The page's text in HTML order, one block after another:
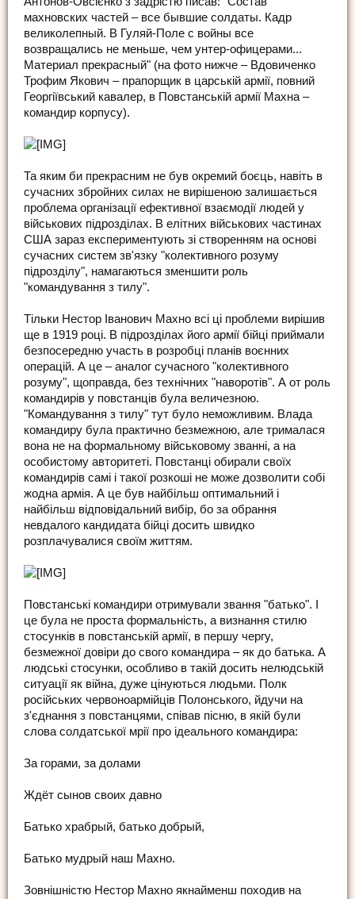
махновских частей – все бывшие солдаты. Кадр
великолепный. В Гуляй-Поле с войны все
возвращались не меньше, чем унтер-офицерами...
Материал прекрасный" (на фото нижче – Вдовиченко
Трофим Якович – прапорщик в царській армії, повний
Георгіївський кавалер, в Повстанській армії Махна –
командир корпусу).
Та яким би прекрасним не був окремий боєць, навіть в
сучасних збройних силах не вирішеною залишається
проблема організації ефективної взаємодії людей у
військових підрозділах. В елітних військових частинах
США зараз експериментують зі створенням на основі
сучасних систем зв'язку "колективного розуму
підрозділу", намагаються зменшити роль
"командування з тилу".
Тільки Нестор Іванович Махно всі ці проблеми вирішив
ще в 1919 році. В підрозділах його армії бійці приймали
безпосередню участь в розробці планів воєнних
операцій. А це – аналог сучасного "колективного
розуму", щоправда, без технічних "наворотів". А от роль
командирів у повстанців була величезною.
"Командування з тилу" тут було неможливим. Влада
командиру була практично безмежною, але трималася
вона не на формальному військовому званні, а на
особистому авторитеті. Повстанці обирали своїх
командирів самі і такої розкоші не може дозволити собі
жодна армія. А це був найбільш оптимальний і
найбільш відповідальний вибір, бо за обрання
невдалого кандидата бійці досить швидко
розплачувалися своїм життям.
Повстанські командири отримували звання "батько". І
це була не проста формальність, а визнання стилю
стосунків в повстанській армії, в першу чергу,
безмежної довіри до свого командира – як до батька. А
людські стосунки, особливо в такій досить нелюдській
ситуації як війна, дуже цінуються людьми. Полк
російських червоноармійців Полонського, йдучи на
з'єднання з повстанцями, співав пісню, в якій були
слова солдатської мрії про ідеального командира:
За горами, за долами
Ждёт сынов своих давно
Батько храбрый, батько добрый,
Батько мудрый наш Махно.
Зовнішністю Нестор Махно якнайменш походив на